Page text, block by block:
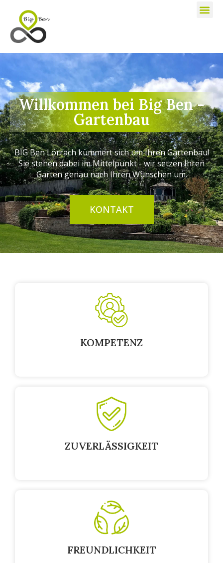
Willkommen bei Big Ben -
Gartenbau
BIG Ben Lörrach kümmert sich um Ihren Gartenbau!
Sie stehen dabei im Mittelpunkt - wir setzen Ihren
Garten genau nach Ihren Wünschen um.
KONTAKT
KOMPETENZ
ZUVERLÄSSIGKEIT
FREUNDLICHKEIT